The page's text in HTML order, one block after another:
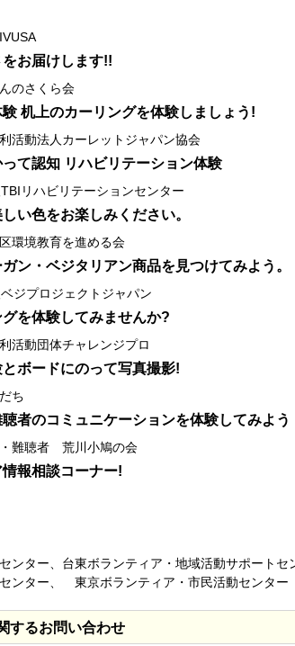
お届けします!!
のさくら会
机上のカーリングを体験しましょう!
活動法人カーレットジャパン協会
て認知 リハビリテーション体験
リハビリテーションセンター
い色をお楽しみください。
環境教育を進める会
ン・ベジタリアン商品を見つけてみよう。
ジプロジェクトジャパン
を体験してみませんか?
活動団体チャレンジプロ
ボードにのって写真撮影!
ち
者のコミュニケーションを体験してみよう
難聴者 荒川小鳩の会
報相談コーナー!
ンター、台東ボランティア・地域活動サポートセ
ンター、 東京ボランティア・市民活動センター
するお問い合わせ